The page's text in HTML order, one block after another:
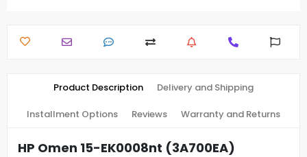
Product Description Delivery and Shipping
Installment Options Reviews Warranty and Returns
HP Omen 15-EK0008nt (3A700EA)